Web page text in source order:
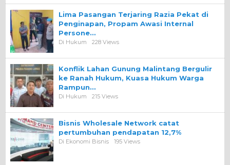
Lima Pasangan Terjaring Razia Pekat di
Penginapan, Propam Awasi Internal
Persone…
Di Hukum 228 Views
Konflik Lahan Gunung Malintang Bergulir
ke Ranah Hukum, Kuasa Hukum Warga
Rampun…
Di Hukum 215 Views
Bisnis Wholesale Network catat
pertumbuhan pendapatan 12,7%
Di Ekonomi Bisnis 195 Views